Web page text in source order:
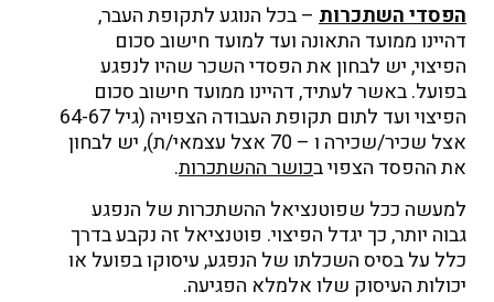
הפסדי השתכרות – בכל הנוגע לתקופת העבר,
דהיינו ממועד התאונה ועד למועד חישוב סכום
הפיצוי, יש לבחון את הפסדי השכר שהיו לנפגע
בפועל. באשר לעתיד, דהיינו ממועד חישוב סכום
הפיצוי ועד לתום תקופת העבודה הצפויה (גיל 64-67
אצל שכיר/שכירה ו – 70 אצל עצמאי/ת), יש לבחון
את ההפסד הצפוי בכושר ההשתכרות.
למעשה ככל שפוטנציאל ההשתכרות של הנפגע
גבוה יותר, כך יגדל הפיצוי. פוטנציאל זה נקבע בדרך
כלל על בסיס השכלתו של הנפגע, עיסוקו בפועל או
יכולות העיסוק שלו אלמלא הפגיעה.